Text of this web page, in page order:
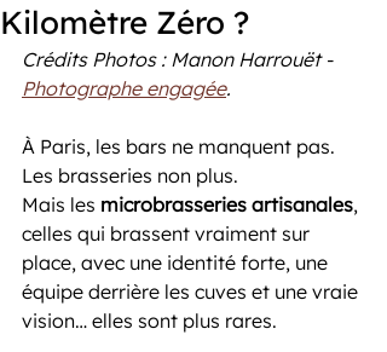
Kilomètre Zéro ?
Crédits Photos : Manon Harrouët -
Photographe engagée.
À Paris, les bars ne manquent pas.
Les brasseries non plus.
Mais les microbrasseries artisanales,
celles qui brassent vraiment sur
place, avec une identité forte, une
équipe derrière les cuves et une vraie
vision… elles sont plus rares.